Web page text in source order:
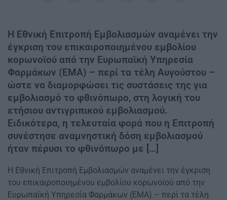
Η Εθνική Επιτροπή Εμβολιασμών αναμένει την
έγκριση του επικαιροποιημένου εμβολίου
κορωνοϊού από την Ευρωπαϊκή Υπηρεσία
Φαρμάκων (ΕΜΑ) – περί τα τέλη Αυγούστου –
ώστε να διαμορφώσει τις συστάσεις της για
εμβολιασμό το φθινόπωρο, στη λογική του
ετήσιου αντιγριπικού εμβολιασμού.
Ειδικότερα, η τελευταία φορά που η Επιτροπή
συνέστησε αναμνηστική δόση εμβολιασμού
ήταν πέρυσι το φθινόπωρο με […]
Η Εθνική Επιτροπή Εμβολιασμών αναμένει την έγκριση
του επικαιροποιημένου εμβολίου κορωνοϊού από την
Ευρωπαϊκή Υπηρεσία Φαρμάκων (ΕΜΑ) – περί τα τέλη